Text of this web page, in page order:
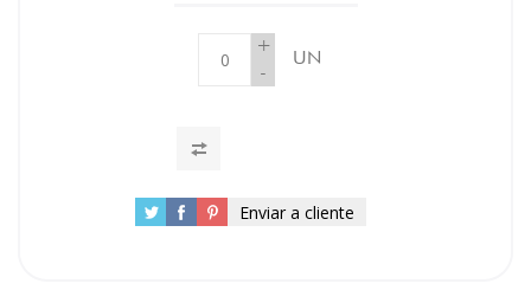
+
-
UN
Enviar a cliente